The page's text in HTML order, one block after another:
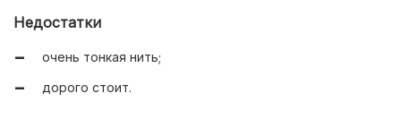
Недостатки
очень тонкая нить;
дорого стоит.